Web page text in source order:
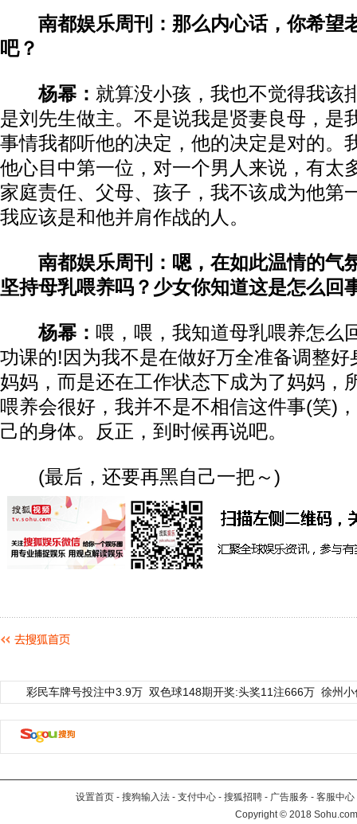
南都娱乐周刊：那么内心话，你希望
吧？
杨幂： 就算没小孩，我也不觉得我该
是刘先生做主。不是说我是贤妻良母，是
事情我都听他的决定，他的决定是对的。
他心目中第一位，对一个男人来说，有太
家庭责任、父母、孩子，我不该成为他第
我应该是和他并肩作战的人。
南都娱乐周刊：嗯，在如此温情的
坚持母乳喂养吗？少女你知道这是怎么回
杨幂： 喂，喂，我知道母乳喂养怎么
功课的!因为我不是在做好万全准备调整好
妈妈，而是还在工作状态下成为了妈妈，
喂养会很好，我并不是不相信这件事(笑)
己的身体。反正，到时候再说吧。
(最后，还要再黑自己一把～)
彩民车牌号投注中3.9万 双色球148期开奖:头奖11注666万 徐州
设置首页 - 搜狗输入法 - 支付中心 - 搜狐招聘 - 广告服务 - 客服中心
Copyright©2018